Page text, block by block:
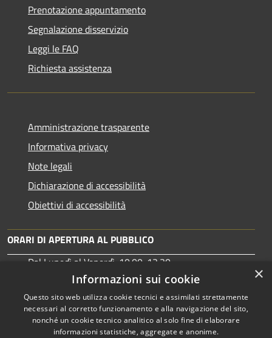
Prenotazione appuntamento
Segnalazione disservizio
Leggi le FAQ
Richiesta assistenza
Amministrazione trasparente
Informativa privacy
Note legali
Dichiarazione di accessibilità
Obiettivi di accessibilità
ORARI DI APERTURA AL PUBBLICO
Dal Lunedì al Venerdì: 10:00-13:30
Martedì: 15:30-17:00
Copyright © 2026 • Comune di
×
Informazioni sui cookie
Questo sito web utilizza cookie tecnici e assimilati strettamente
necessari al corretto funzionamento e alla navigazione del sito,
nonché un cookie tecnico analitico al solo fine di elaborare
informazioni statistiche, aggregate e anonime.